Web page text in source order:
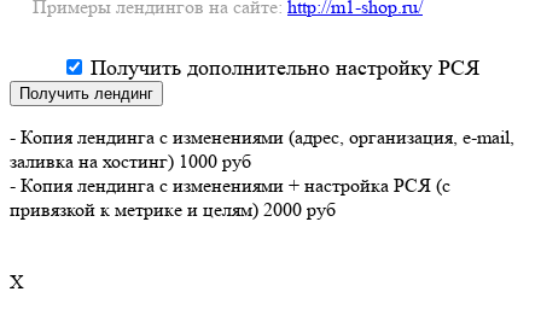
Примеры лендингов на сайте: http://m1-shop.ru/
Получить дополнительно настройку РСЯ
Получить лендинг
- Копия лендинга с изменениями (адрес, организация, e-mail,
заливка на хостинг) 1000 руб
- Копия лендинга с изменениями + настройка РСЯ (с
привязкой к метрике и целям) 2000 руб
X